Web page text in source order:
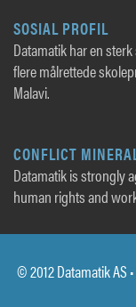
SOSIAL PROFIL
Datamatik har en
flere målrettede
Malavi.
CONFLICT
Datamatik is strongly
human rights and
© 2012 Datamatik AS •